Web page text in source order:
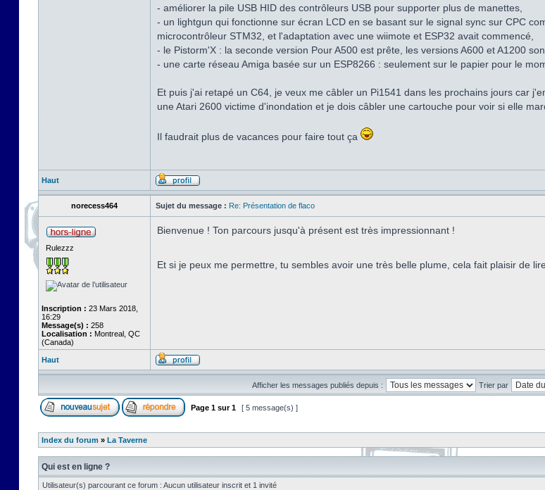
- améliorer la pile USB HID des contrôleurs USB pour supporter plus de manettes,
- un lightgun qui fonctionne sur écran LCD en se basant sur le signal sync sur CPC
microcontrôleur STM32, et l'adaptation avec une wiimote et ESP32 avait commencé,
- le Pistorm'X : la seconde version Pour A500 est prête, les versions A600 et A1200
- une carte réseau Amiga basée sur un ESP8266 : seulement sur le papier pour le
Et puis j'ai retapé un C64, je veux me câbler un Pi1541 dans les prochains jours car
une Atari 2600 victime d'inondation et je dois câbler une cartouche pour voir si elle
Il faudrait plus de vacances pour faire tout ça
Haut
norecess464 Sujet du message : Re: Présentation de flaco
Rulezzz
Inscription : 23 Mars 2018,
16:29
Message(s) : 258
Localisation : Montreal, QC
(Canada)
Bienvenue ! Ton parcours jusqu'à présent est très impressionnant !
Et si je peux me permettre, tu sembles avoir une très belle plume, cela fait plaisir de
Haut
Afficher les messages publiés depuis : Trier par
Page 1 sur1 [ 5 message(s) ]
Index du forum » La Taverne
Qui est en ligne ?
Utilisateur(s) parcourant ce forum : Aucun utilisateur inscrit et 1 invité